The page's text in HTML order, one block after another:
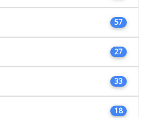
57
27
33
18